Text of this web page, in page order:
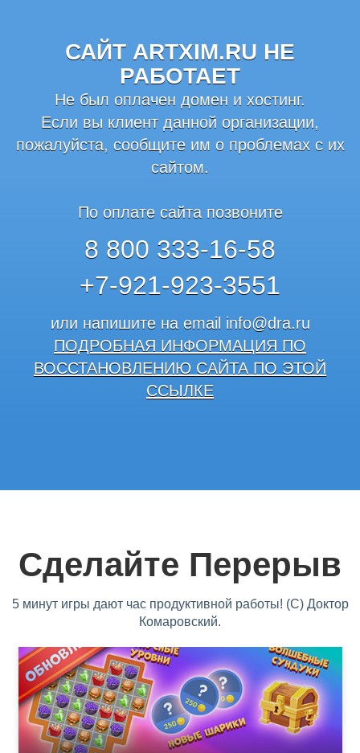
САЙТ ARTXIM.RU НЕ
РАБОТАЕТ
Не был оплачен домен и хостинг.
Если вы клиент данной организации,
пожалуйста, сообщите им о проблемах с их
сайтом.
По оплате сайта позвоните
8 800 333-16-58
+7-921-923-3551
или напишите на email info@dra.ru
ПОДРОБНАЯ ИНФОРМАЦИЯ ПО
ВОССТАНОВЛЕНИЮ САЙТА ПО ЭТОЙ
ССЫЛКЕ
Сделайте Перерыв
5 минут игры дают час продуктивной работы! (С) Доктор
Комаровский.